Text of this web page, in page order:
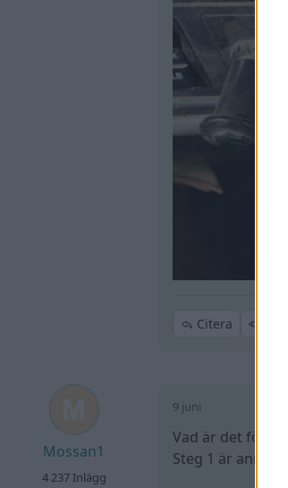
Citera
Mossan1
4 237 Inlägg
9 juni
Vad är det för A
Steg 1 är